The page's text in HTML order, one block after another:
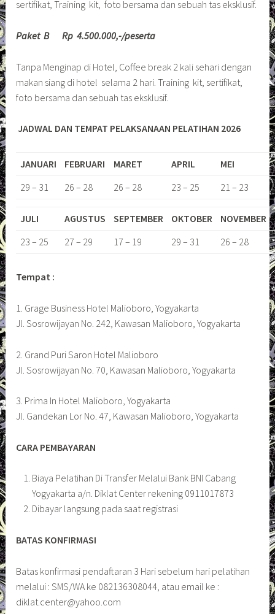
sertifikat, Training kit, foto bersama dan sebuah tas eksklusif.
Paket B Rp 4.500.000,-/peserta
Tanpa Menginap di Hotel, Coffee break 2 kali sehari dengan
makan siang di hotel selama 2 hari. Training kit, sertifikat,
foto bersama dan sebuah tas eksklusif.
JADWAL DAN TEMPAT PELAKSANAAN PELATIHAN 2026
JANUARI FEBRUARI MARET APRIL MEI
29 – 31
26 – 28 26 – 28 23 – 25 21 – 23
JULI AGUSTUS SEPTEMBER OKTOBER NOVEMBER
23 – 25
27 – 29 17 – 19 29 – 31 26 – 28
Tempat :
1. Grage Business Hotel Malioboro, Yogyakarta
Jl. Sosrowijayan No. 242, Kawasan Malioboro, Yogyakarta
2. Grand Puri Saron Hotel Malioboro
Jl. Sosrowijayan No. 70, Kawasan Malioboro, Yogyakarta
3. Prima In Hotel Malioboro, Yogyakarta
Jl. Gandekan Lor No. 47, Kawasan Malioboro, Yogyakarta
CARA PEMBAYARAN
Biaya Pelatihan Di Transfer Melalui Bank BNI Cabang
Yogyakarta a/n. Diklat Center rekening 0911017873
Dibayar langsung pada saat registrasi
BATAS KONFIRMASI
Batas konfirmasi pendaftaran 3 Hari sebelum hari pelatihan
melalui : SMS/WA ke 082136308044, atau email ke :
diklat.center@yahoo.com